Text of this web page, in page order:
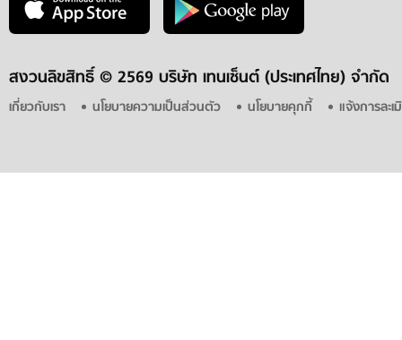
สงวนลิขสิทธิ์ © 2569 บริษัท เทนเซ็นต์ (ประเทศไทย) จำกัด
เกี่ยวกับเรา นโยบายความเป็นส่วนตัว นโยบายคุกกี้ แจ้งการละ